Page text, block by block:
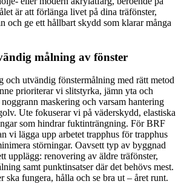
är att förlänga livet på dina träfönster,
och ge ett hållbart skydd som klarar många
målning av fönster
och utvändig fönstermålning med rätt metod
prioriterar vi slitstyrka, jämn yta och
maskering och varsam hantering
Ute fokuserar vi på väderskydd, elastiska
som hindrar fuktinträngning. För BRF
vi lägga upp arbetet trapphus för trapphus
störningar. Oavsett typ av byggnad
upplägg: renovering av äldre träfönster,
samt punktinsatser där det behövs mest.
ska fungera, hålla och se bra ut – året runt.